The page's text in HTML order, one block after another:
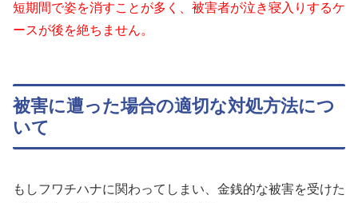
短期間で姿を消すことが多く、被害者が泣き寝入りするケ
ースが後を絶ちません。
被害に遭った場合の適切な対処方法につ
いて
もしフワチハナに関わってしまい、金銭的な被害を受けた